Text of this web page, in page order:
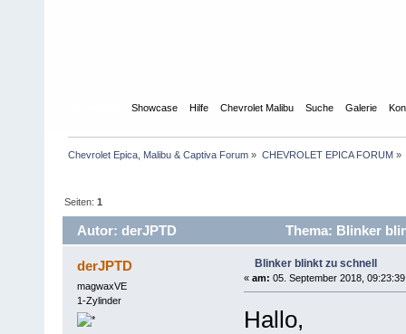
Showcase Hilfe Chevrolet Malibu Suche Galerie
Chevrolet Epica, Malibu & Captiva Forum » CHEVROLET EPICA FORUM»
Seiten:1
Autor: derJPTD Thema: Blinker
derJPTD
magwaxVE
1-Zylinder
Blinker blinkt zu schnell
« am: 05. September 2018,
Hallo,